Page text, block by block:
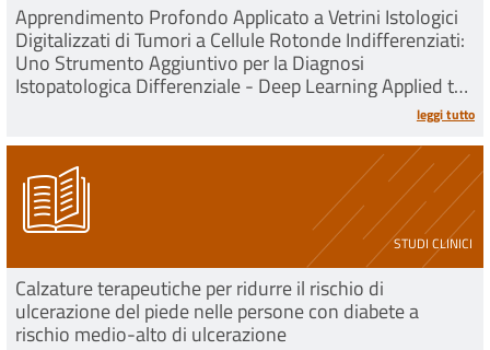
Apprendimento Profondo Applicato a Vetrini Istologici
Digitalizzati di Tumori a Cellule Rotonde Indifferenziati:
Uno Strumento Aggiuntivo per la Diagnosi
Istopatologica Differenziale - Deep Learning Applied to
leggi tutto
STUDI CLINICI
Calzature terapeutiche per ridurre il rischio di
ulcerazione del piede nelle persone con diabete a
rischio medio-alto di ulcerazione